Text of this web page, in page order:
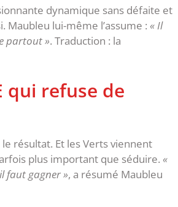
dynamique sans défaite et
Maubleu lui-même l’assume : « Il
partout ». Traduction : la
qui refuse de
résultat. Et les Verts viennent
plus important que séduire. «
faut gagner », a résumé Maubleu